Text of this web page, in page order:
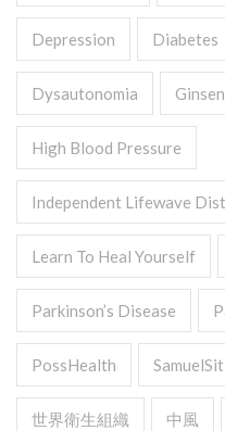
Depression Diabetes
Dysautonomia
High Blood Pressure
Independent Lifewave
Learn To Heal Yourself
Parkinson’s Disease
PossHealth SamuelSit
世界衛生組織 中風